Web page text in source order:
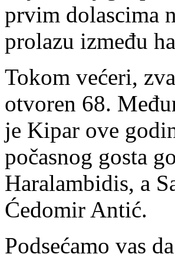
prvim dolascima
prolazu između
Tokom većeri,
otvoren 68.
je Kipar ove
počasnog gosta
Haralambidis, a
Ćedomir Antić.
Podsećamo vas